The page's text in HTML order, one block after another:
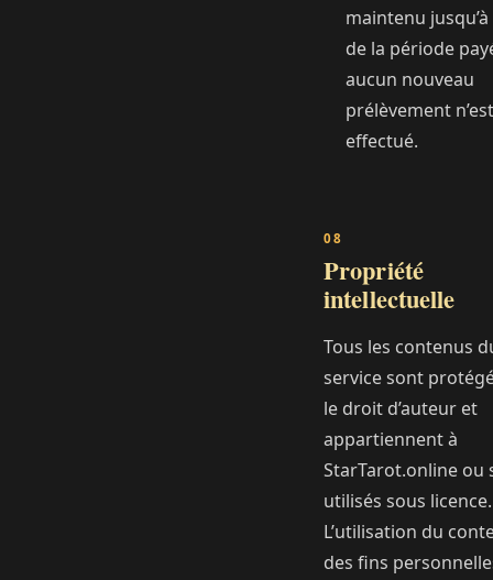
maintenu
de la période
aucun nouveau
prélèvement n’est
effectué.
Propriété
intellectuelle
Tous les contenus
service sont
le droit d’auteur et
appartiennent à
StarTarot.online ou
utilisés sous licence.
L’utilisation du
des fins